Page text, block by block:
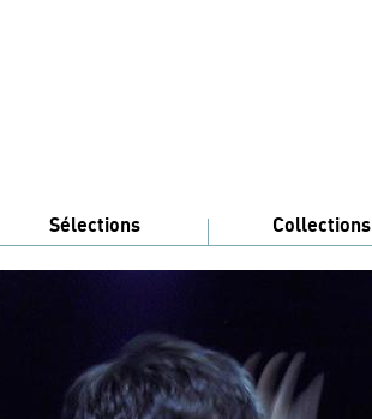
Sélections Collections